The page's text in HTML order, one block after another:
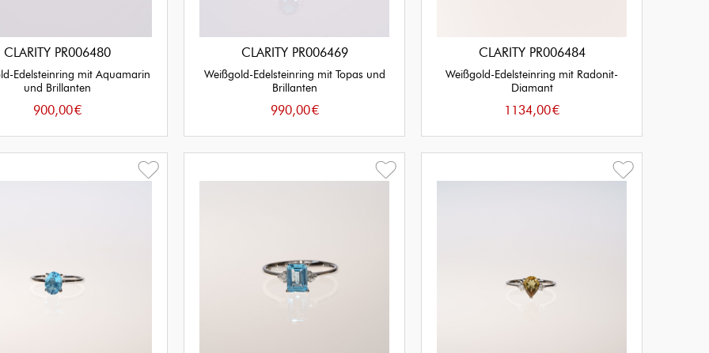
CLARITY PR006480
Edelsteinring mit Aquamarin
und Brillanten
900,00€
CLARITY PR006469
Weißgold-Edelsteinring mit Topas und
Brillanten
990,00€
CLARITY PR006484
Weißgold-Edelsteinring mit Radonit-
Diamant
1134,00€